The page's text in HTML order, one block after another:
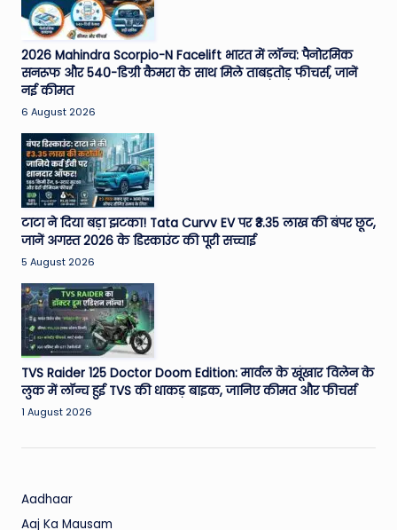
d
T
h
e
W
o
rl
d
2026 Mahindra Scorpio-N Facelift भारत में लॉन्च: पैनोरमिक
सनरूफ और 540-डिग्री कैमरा के साथ मिले ताबड़तोड़ फीचर्स, जानें
नई कीमत
6 August 2026
टाटा ने दिया बड़ा झटका! Tata Curvv EV पर ₹3.35 लाख की बंपर छूट,
जानें अगस्त 2026 के डिस्काउंट की पूरी सच्चाई
5 August 2026
TVS Raider 125 Doctor Doom Edition: मार्वल के खूंखार विलेन के
लुक में लॉन्च हुई TVS की धाकड़ बाइक, जानिए कीमत और फीचर्स
1 August 2026
Aadhaar
Aaj Ka Mausam